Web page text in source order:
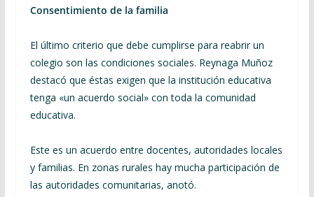
Consentimiento de la familia
El último criterio que debe cumplirse para reabrir un
colegio son las condiciones sociales. Reynaga Muñoz
destacó que éstas exigen que la institución educativa
tenga «un acuerdo social» con toda la comunidad
educativa.
Este es un acuerdo entre docentes, autoridades locales
y familias. En zonas rurales hay mucha participación de
las autoridades comunitarias, anotó.